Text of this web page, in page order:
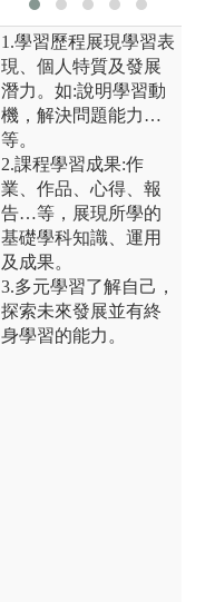
1.學習歷程展現學習表
現、個人特質及發展
潛力。如:說明學習動
機，解決問題能力…
等。
2.課程學習成果:作
業、作品、心得、報
告…等，展現所學的
基礎學科知識、運用
及成果。
3.多元學習了解自己，
探索未來發展並有終
身學習的能力。